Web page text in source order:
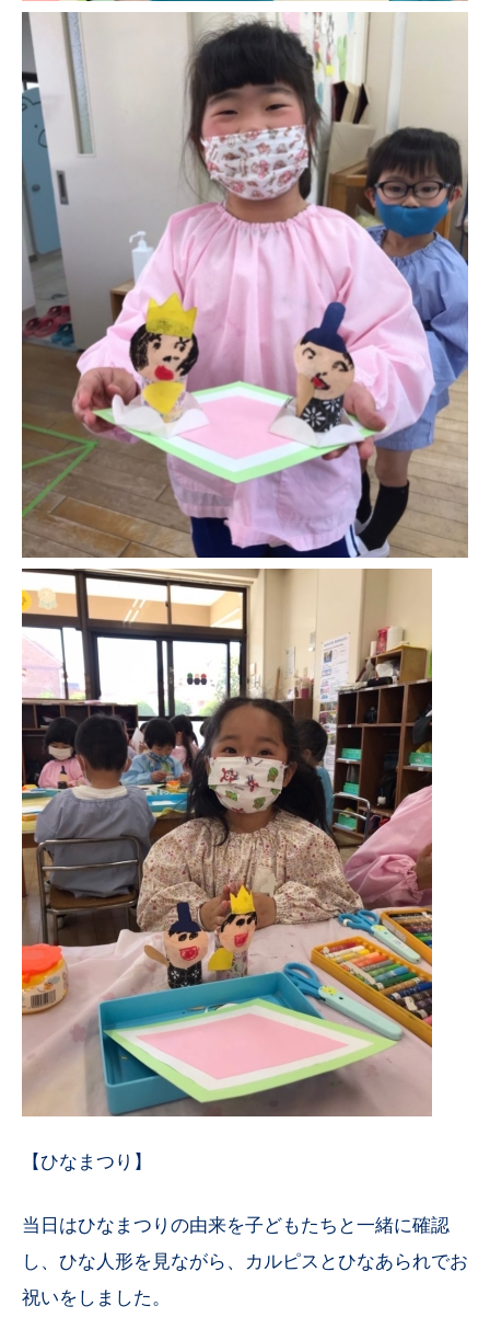
【ひなまつり】
当日はひなまつりの由来を子どもたちと一緒に確認
し、ひな人形を見ながら、カルピスとひなあられでお
祝いをしました。